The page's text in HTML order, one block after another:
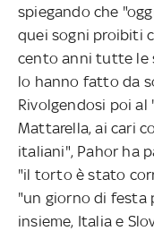
spiegando che
quei sogni proibiti
cento anni tutte le
lo hanno fatto da
Rivolgendosi poi al
Mattarella, ai cari
italiani", Pahor ha
"il torto è stato
"un giorno di festa
insieme, Italia e